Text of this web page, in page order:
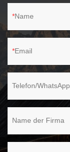
Name
Email
Telefon/
Name der Firma